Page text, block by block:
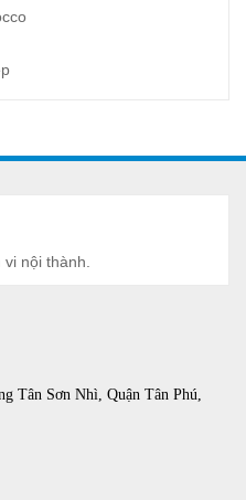
nội thành.
Tân Sơn Nhì, Quận Tân Phú,